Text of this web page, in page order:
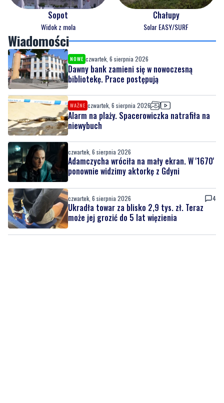
Sopot
Widok z mola
Chałupy
Solar EASY/SURF
Wiadomości
NOWE czwartek, 6 sierpnia 2026
Dawny bank zamieni się w nowoczesną
bibliotekę. Prace postępują
WAŻNE czwartek, 6 sierpnia 2026
Alarm na plaży. Spacerowiczka natrafiła na
niewybuch
czwartek, 6 sierpnia 2026
Adamczycha wróciła na mały ekran. W '1670'
ponownie widzimy aktorkę z Gdyni
czwartek, 6 sierpnia 2026 4
Ukradła towar za blisko 2,9 tys. zł. Teraz
może jej grozić do 5 lat więzienia